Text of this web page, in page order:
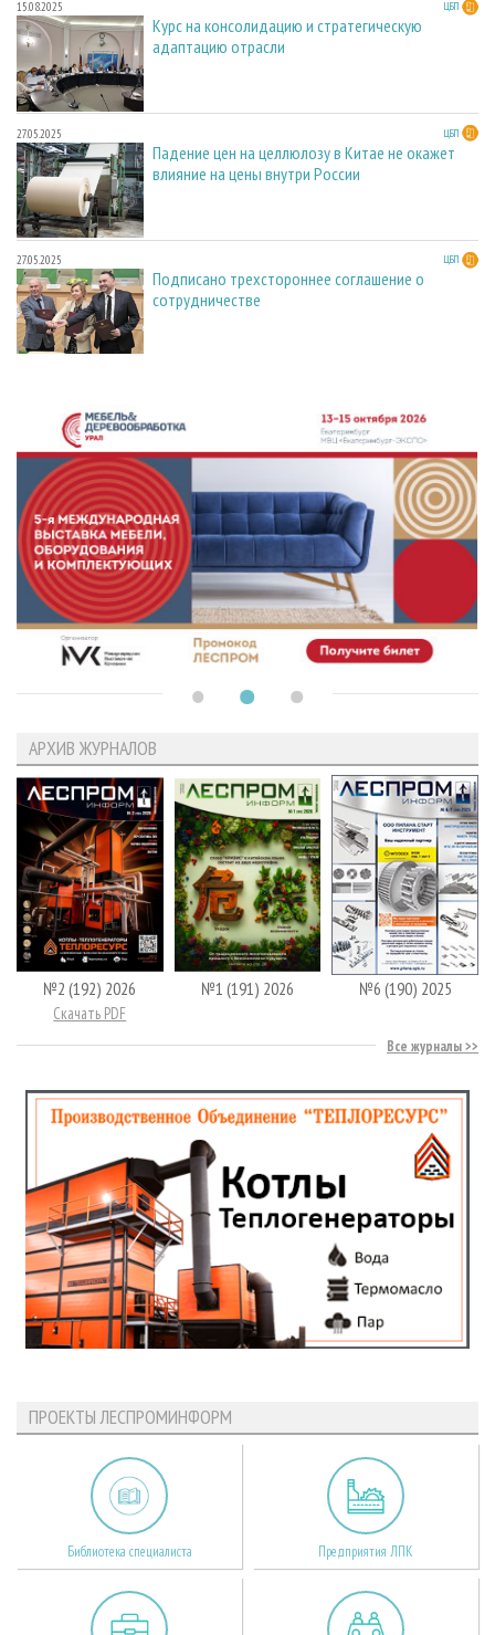
15.08.2025 ЦБП
Курс на консолидацию и стратегическую
адаптацию отрасли
27.05.2025 ЦБП
Падение цен на целлюлозу в Китае не окажет
влияние на цены внутри России
27.05.2025 ЦБП
Подписано трехстороннее соглашение о
сотрудничестве
АРХИВ ЖУРНАЛОВ
№2 (192) 2026
Скачать PDF
№1 (191) 2026 №6 (190) 2025
Все журналы
ПРОЕКТЫ ЛЕСПРОМИНФОРМ
Библиотека специалиста Предприятия ЛПК